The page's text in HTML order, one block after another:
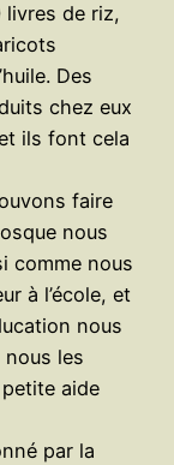
de riz,
Des
chez eux
ils font cela
faire
nous
comme nous
à l’école, et
nous
les
aide
par la